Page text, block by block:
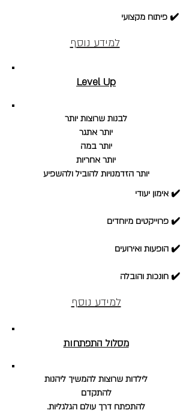
✔️ פיתוח מקצועי
למידע נוסף
Level Up
לבנות שרוצות יותר
יותר אתגר
יותר במה
יותר אחריות
יותר הזדמנויות להוביל ולהשפיע
✔️ אימון יעודי
✔️ פרוייקטים מיוחדים
✔️ הופעות ואירועים
✔️ חונכות והובלה
למידע נוסף
מסלול התפתחות
לילדות שרוצות להמשיך ליהנות
להתקדם
להתפתח דרך עולם הגלגליות.